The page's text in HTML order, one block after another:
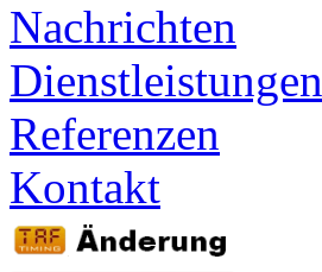
Nachrichten
Dienstleistungen
Referenzen
Kontakt